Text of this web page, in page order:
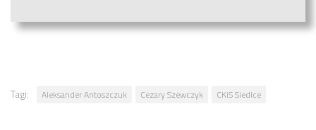
Tagi: Aleksander Antoszczuk Cezary Szewczyk CKiS Siedlce